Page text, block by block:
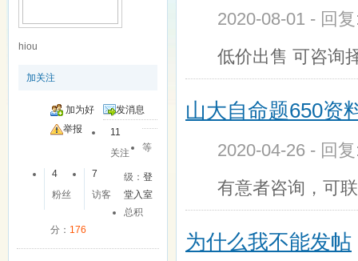
hiou
加关注
加为好
友
发消息
举报
11
关注
4
粉丝
7
访客
等
级：登
堂入室
总积
分： 176
2020-08-01 - 回
低价出售 可咨询
山大自命题650资
2020-04-26 - 回
有意者咨询，可
为什么我不能发帖